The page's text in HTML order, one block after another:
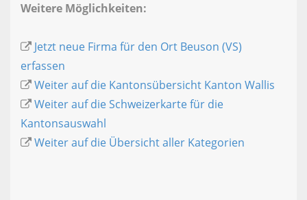
Weitere Möglichkeiten:
Jetzt neue Firma für den Ort Beuson (VS)
erfassen
Weiter auf die Kantonsübersicht Kanton Wallis
Weiter auf die Schweizerkarte für die
Kantonsauswahl
Weiter auf die Übersicht aller Kategorien